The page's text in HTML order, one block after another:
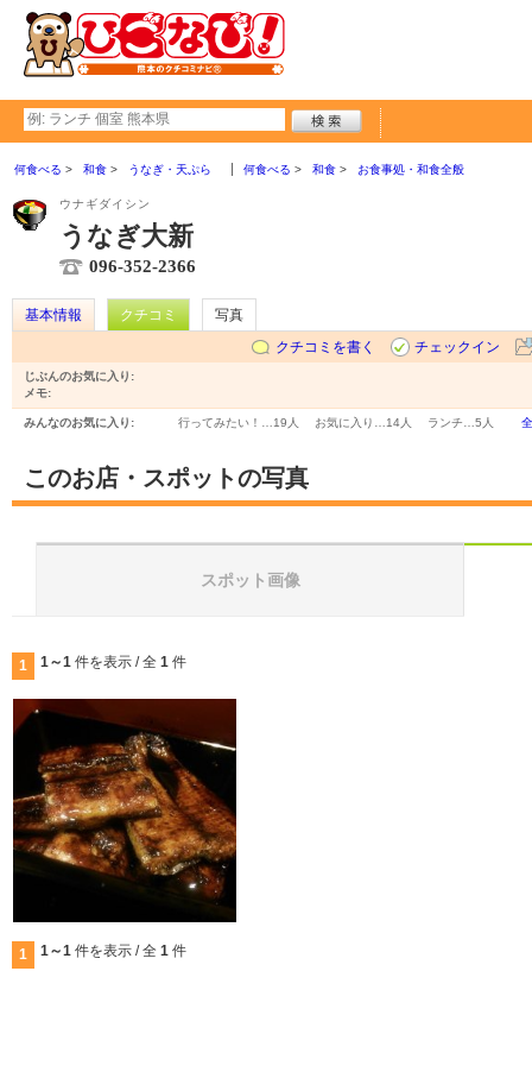
何食べる 和食 うなぎ・天ぷら 何食べる 和食 お食事処・和食全般
ウナギダイシン
うなぎ大新
096-352-2366
基本情報 クチコミ
写真
クチコミを書く
チェックイン
じぶんのお気に入り:
メモ:
みんなのお気に入り: 行ってみたい！… 19人 お気に入り… 14人 ランチ… 5人
このお店・スポットの写真
スポット画像
1 1～1 件を表示 / 全 1 件
1 1～1 件を表示 / 全 1 件